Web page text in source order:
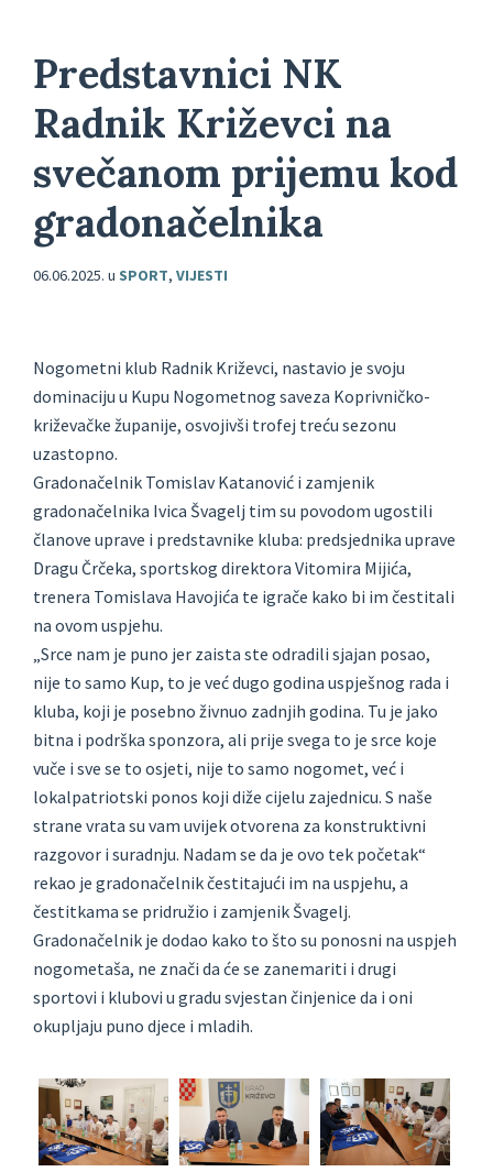
Predstavnici NK
Radnik Križevci na
svečanom prijemu kod
gradonačelnika
06.06.2025. u SPORT, VIJESTI
Nogometni klub Radnik Križevci, nastavio je svoju
dominaciju u Kupu Nogometnog saveza Koprivničko-
križevačke županije, osvojivši trofej treću sezonu
uzastopno.
Gradonačelnik Tomislav Katanović i zamjenik
gradonačelnika Ivica Švagelj tim su povodom ugostili
članove uprave i predstavnike kluba: predsjednika uprave
Dragu Črčeka, sportskog direktora Vitomira Mijića,
trenera Tomislava Havojića te igrače kako bi im čestitali
na ovom uspjehu.
„Srce nam je puno jer zaista ste odradili sjajan posao,
nije to samo Kup, to je već dugo godina uspješnog rada i
kluba, koji je posebno živnuo zadnjih godina. Tu je jako
bitna i podrška sponzora, ali prije svega to je srce koje
vuče i sve se to osjeti, nije to samo nogomet, već i
lokalpatriotski ponos koji diže cijelu zajednicu. S naše
strane vrata su vam uvijek otvorena za konstruktivni
razgovor i suradnju. Nadam se da je ovo tek početak“
rekao je gradonačelnik čestitajući im na uspjehu, a
čestitkama se pridružio i zamjenik Švagelj.
Gradonačelnik je dodao kako to što su ponosni na uspjeh
nogometaša, ne znači da će se zanemariti i drugi
sportovi i klubovi u gradu svjestan činjenice da i oni
okupljaju puno djece i mladih.